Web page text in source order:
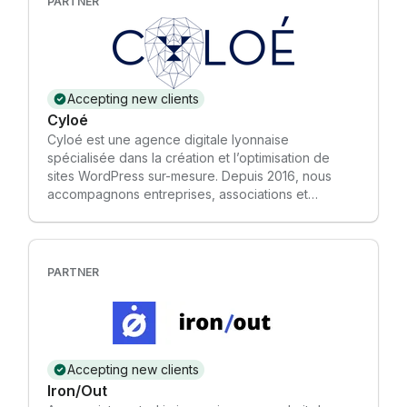
Accepting new clients
Cyloé
Cyloé est une agence digitale lyonnaise
spécialisée dans la création et l’optimisation de
sites WordPress sur-mesure. Depuis 2016, nous
accompagnons entreprises, associations et
sites vitrines, e-commerce, extranets et plateformes
Référencement naturel (SEO) & campagnes SEA :
visibilité accrue grâce à une approche mêlant
optimisation technique, contenus et performance
publicitaire • Email marketing & automation :
stratégies personnalisées avec Brevo pour fidéliser
vos clients et développer vos ventes • Conformité
PARTNER
Accepting new clients
Iron/Out